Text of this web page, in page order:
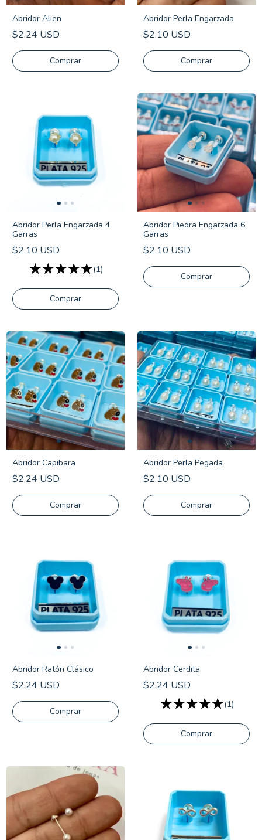
Abridor Alien
$2.24 USD
Comprar
Abridor Perla Engarzada
$2.10 USD
Comprar
Abridor Perla Engarzada 4
Garras
$2.10 USD
(1)
Abridor Piedra Engarzada 6
Garras
$2.10 USD
Comprar
Abridor Capibara
$2.24 USD
Abridor Perla Pegada
$2.10 USD
Comprar
Abridor Ratón Clásico
$2.24 USD
Comprar
Abridor Cerdita
$2.24 USD
(1)